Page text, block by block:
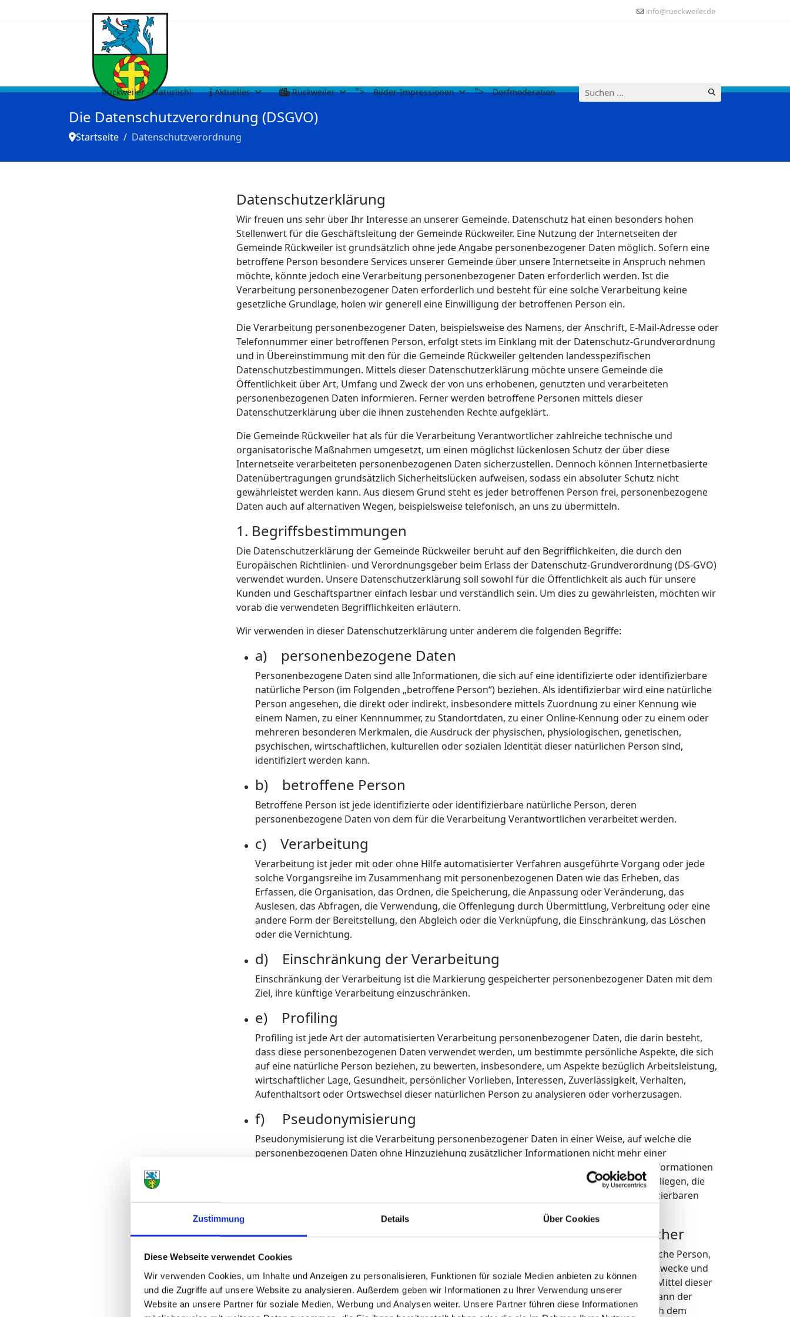
Zustimmung Details Über Cookies
Diese Webseite verwendet Cookies
Wir verwenden Cookies, um Inhalte und Anzeigen zu personalisieren, Funktionen für soziale Medien anbieten zu können
und die Zugriffe auf unsere Website zu analysieren. Außerdem geben wir Informationen zu Ihrer Verwendung unserer
Website an unsere Partner für soziale Medien, Werbung und Analysen weiter. Unsere Partner führen diese Informationen
info@rueckweiler.de
Rückweiler - Natürlich! Aktuelles Rückweiler "> Bilder-Impressionen "> Dorfmoderation
Suchen
...
Die Datenschutzverordnung (DSGVO)
Startseite Datenschutzverordnung
Datenschutzerklärung
Wir freuen uns sehr über Ihr Interesse an unserer Gemeinde. Datenschutz hat einen besonders hohen
Stellenwert für die Geschäftsleitung der Gemeinde Rückweiler. Eine Nutzung der Internetseiten der
Gemeinde Rückweiler ist grundsätzlich ohne jede Angabe personenbezogener Daten möglich. Sofern eine
betroffene Person besondere Services unserer Gemeinde über unsere Internetseite in Anspruch nehmen
möchte, könnte jedoch eine Verarbeitung personenbezogener Daten erforderlich werden. Ist die
Verarbeitung personenbezogener Daten erforderlich und besteht für eine solche Verarbeitung keine
gesetzliche Grundlage, holen wir generell eine Einwilligung der betroffenen Person ein.
Die Verarbeitung personenbezogener Daten, beispielsweise des Namens, der Anschrift, E-Mail-Adresse oder
Telefonnummer einer betroffenen Person, erfolgt stets im Einklang mit der Datenschutz-Grundverordnung
und in Übereinstimmung mit den für die Gemeinde Rückweiler geltenden landesspezifischen
Datenschutzbestimmungen. Mittels dieser Datenschutzerklärung möchte unsere Gemeinde die
Öffentlichkeit über Art, Umfang und Zweck der von uns erhobenen, genutzten und verarbeiteten
personenbezogenen Daten informieren. Ferner werden betroffene Personen mittels dieser
Datenschutzerklärung über die ihnen zustehenden Rechte aufgeklärt.
Die Gemeinde Rückweiler hat als für die Verarbeitung Verantwortlicher zahlreiche technische und
organisatorische Maßnahmen umgesetzt, um einen möglichst lückenlosen Schutz der über diese
Internetseite verarbeiteten personenbezogenen Daten sicherzustellen. Dennoch können Internetbasierte
Datenübertragungen grundsätzlich Sicherheitslücken aufweisen, sodass ein absoluter Schutz nicht
gewährleistet werden kann. Aus diesem Grund steht es jeder betroffenen Person frei, personenbezogene
Daten auch auf alternativen Wegen, beispielsweise telefonisch, an uns zu übermitteln.
1. Begriffsbestimmungen
Die Datenschutzerklärung der Gemeinde Rückweiler beruht auf den Begrifflichkeiten, die durch den
Europäischen Richtlinien- und Verordnungsgeber beim Erlass der Datenschutz-Grundverordnung (DS-GVO)
verwendet wurden. Unsere Datenschutzerklärung soll sowohl für die Öffentlichkeit als auch für unsere
Kunden und Geschäftspartner einfach lesbar und verständlich sein. Um dies zu gewährleisten, möchten wir
vorab die verwendeten Begrifflichkeiten erläutern.
Wir verwenden in dieser Datenschutzerklärung unter anderem die folgenden Begriffe:
a) personenbezogene Daten
Personenbezogene Daten sind alle Informationen, die sich auf eine identifizierte oder identifizierbare
natürliche Person (im Folgenden „betroffene Person“) beziehen. Als identifizierbar wird eine natürliche
Person angesehen, die direkt oder indirekt, insbesondere mittels Zuordnung zu einer Kennung wie
einem Namen, zu einer Kennnummer, zu Standortdaten, zu einer Online-Kennung oder zu einem oder
mehreren besonderen Merkmalen, die Ausdruck der physischen, physiologischen, genetischen,
psychischen, wirtschaftlichen, kulturellen oder sozialen Identität dieser natürlichen Person sind,
identifiziert werden kann.
b) betroffene Person
Betroffene Person ist jede identifizierte oder identifizierbare natürliche Person, deren
personenbezogene Daten von dem für die Verarbeitung Verantwortlichen verarbeitet werden.
c) Verarbeitung
Verarbeitung ist jeder mit oder ohne Hilfe automatisierter Verfahren ausgeführte Vorgang oder jede
solche Vorgangsreihe im Zusammenhang mit personenbezogenen Daten wie das Erheben, das
Erfassen, die Organisation, das Ordnen, die Speicherung, die Anpassung oder Veränderung, das
Auslesen, das Abfragen, die Verwendung, die Offenlegung durch Übermittlung, Verbreitung oder eine
andere Form der Bereitstellung, den Abgleich oder die Verknüpfung, die Einschränkung, das Löschen
oder die Vernichtung.
d) Einschränkung der Verarbeitung
Einschränkung der Verarbeitung ist die Markierung gespeicherter personenbezogener Daten mit dem
Ziel, ihre künftige Verarbeitung einzuschränken.
e) Profiling
Profiling ist jede Art der automatisierten Verarbeitung personenbezogener Daten, die darin besteht,
dass diese personenbezogenen Daten verwendet werden, um bestimmte persönliche Aspekte, die sich
auf eine natürliche Person beziehen, zu bewerten, insbesondere, um Aspekte bezüglich Arbeitsleistung,
wirtschaftlicher Lage, Gesundheit, persönlicher Vorlieben, Interessen, Zuverlässigkeit, Verhalten,
Aufenthaltsort oder Ortswechsel dieser natürlichen Person zu analysieren oder vorherzusagen.
f) Pseudonymisierung
Pseudonymisierung ist die Verarbeitung personenbezogener Daten in einer Weise, auf welche die
personenbezogenen Daten ohne Hinzuziehung zusätzlicher Informationen nicht mehr einer
spezifischen betroffenen Person zugeordnet werden können, sofern diese zusätzlichen Informationen
gesondert aufbewahrt werden und technischen und organisatorischen Maßnahmen unterliegen, die
gewährleisten, dass die personenbezogenen Daten nicht einer identifizierten oder identifizierbaren
g) Verantwortlicher oder für die Verarbeitung Verantwortlicher
Verantwortlicher oder für die Verarbeitung Verantwortlicher ist die natürliche oder juristische Person,
Behörde, Einrichtung oder andere Stelle, die allein oder gemeinsam mit anderen über die Zwecke und
Mittel der Verarbeitung von personenbezogenen Daten entscheidet. Sind die Zwecke und Mittel dieser
Verarbeitung durch das Unionsrecht oder das Recht der Mitgliedstaaten vorgegeben, so kann der
Verantwortliche beziehungsweise können die bestimmten Kriterien seiner Benennung nach dem